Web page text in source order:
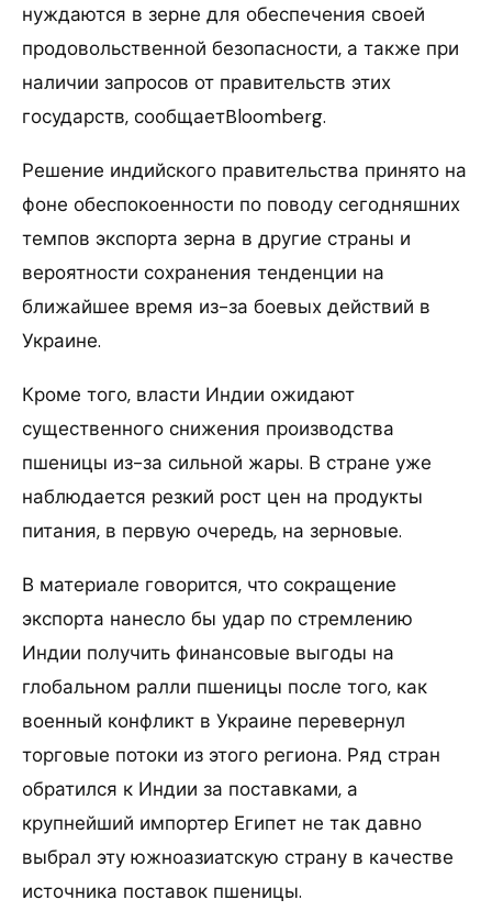
нуждаются в зерне для обеспечения своей
продовольственной безопасности, а также при
наличии запросов от правительств этих
государств, сообщаетBloomberg.
Решение индийского правительства принято на
фоне обеспокоенности по поводу сегодняшних
темпов экспорта зерна в другие страны и
вероятности сохранения тенденции на
ближайшее время из-за боевых действий в
Украине.
Кроме того, власти Индии ожидают
существенного снижения производства
пшеницы из-за сильной жары. В стране уже
наблюдается резкий рост цен на продукты
питания, в первую очередь, на зерновые.
В материале говорится, что сокращение
экспорта нанесло бы удар по стремлению
Индии получить финансовые выгоды на
глобальном ралли пшеницы после того, как
военный конфликт в Украине перевернул
торговые потоки из этого региона. Ряд стран
обратился к Индии за поставками, а
крупнейший импортер Египет не так давно
выбрал эту южноазиатскую страну в качестве
источника поставок пшеницы.